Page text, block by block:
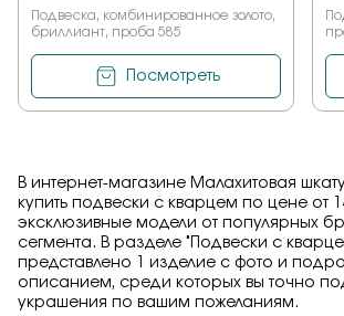
Подвеска, комбинированное золото,
бриллиант, проба 585
Посмотреть
В интернет-магазине Малахитовая
купить подвески с кварцем по цене от
эксклюзивные модели от популярных
сегмента. В разделе "Подвески с
представлено 1 изделие с фото и
описанием, среди которых вы точно
украшения по вашим пожеланиям.